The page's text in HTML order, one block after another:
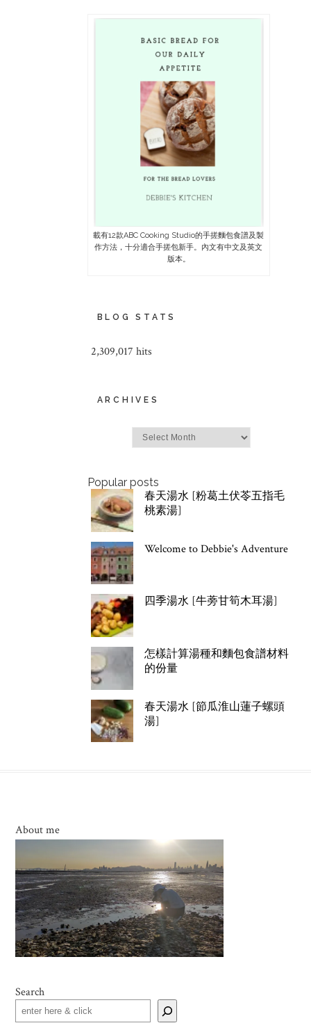
載有12款ABC Cooking Studio的手搓麵包食譜及製
作方法，十分適合手搓包新手。內文有中文及英文
版本。
BLOG STATS
2,309,017 hits
ARCHIVES
Popular posts
春天湯水 [粉葛土伏苓五指毛
桃素湯]
Welcome to Debbie's Adventure
四季湯水 [牛蒡甘筍木耳湯]
怎樣計算湯種和麵包食譜材料
的份量
春天湯水 [節瓜淮山蓮子螺頭
湯]
About me
Search